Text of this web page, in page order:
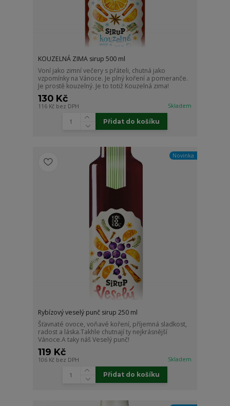
KOUZELNÁ ZIMA sirup 500 ml
Voní jako zimní večery s přáteli, chutná jako
vzpomínky na Vánoce. Je plný koření a pomeranče.
Je prostě kouzelný. Je to totiž Kouzelná zima!
130 Kč
116 Kč bez DPH Skladem
Přidat do košíku
Novinka
Rybízový veselý punč sirup 250 ml
Šťavnaté ovoce, voňavé koření, příjemná sladkost,
radost a láska.Takhle chutnají ty nejkrásnější
Vánoce.A taky náš Veselý punč!
119 Kč
106 Kč bez DPH Skladem
Přidat do košíku